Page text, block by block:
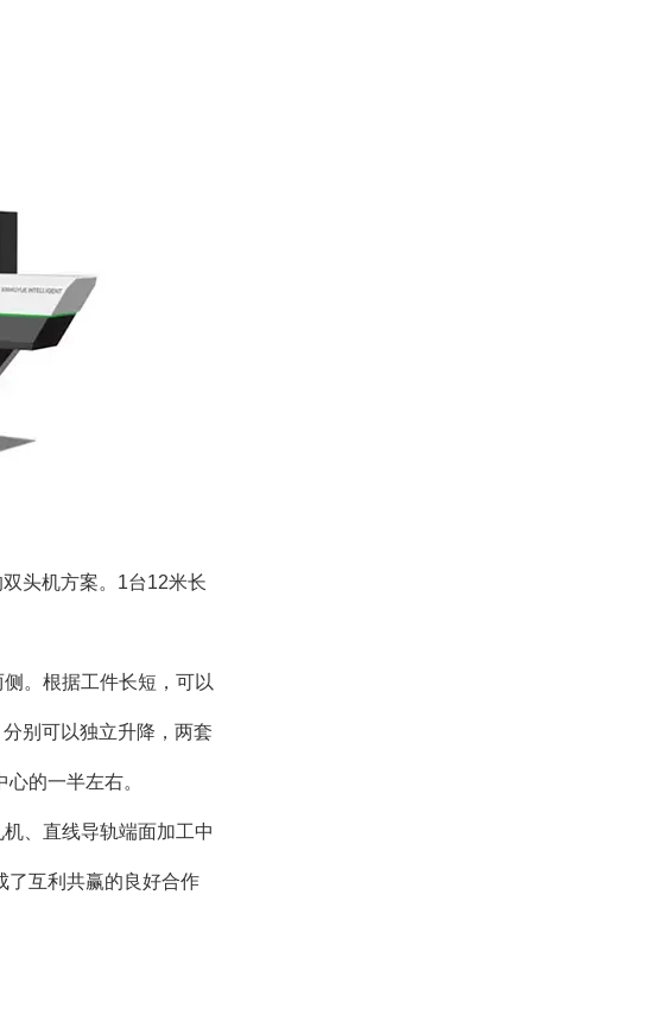
双头机方案。1台12米长
。根据工件长短，可以
别可以独立升降，两套
的一半左右。
、直线导轨端面加工中
了互利共赢的良好合作